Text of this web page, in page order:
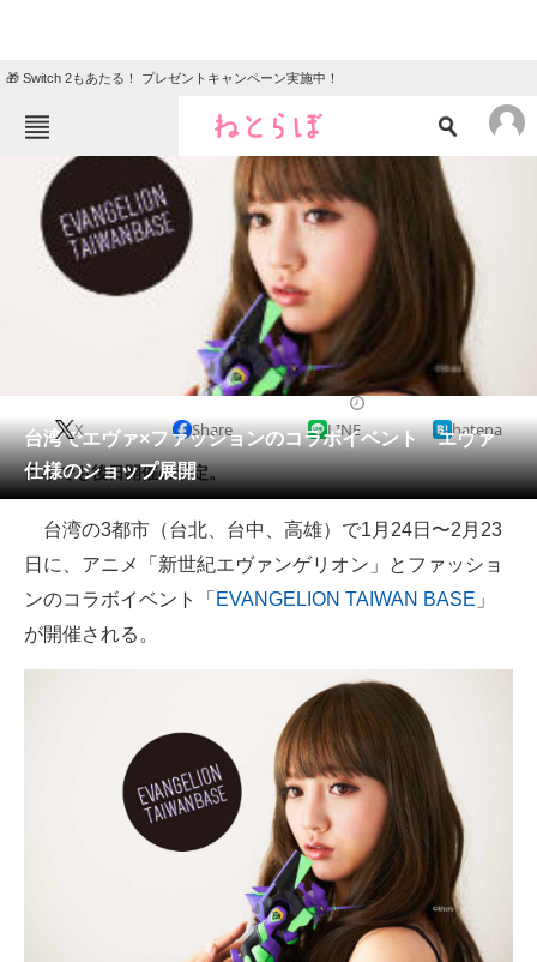
🎁 Switch 2もあたる！ プレゼントキャンペーン実施中！
ねとらぼメニュー
ニュース
エンタメ クイズ
地域
教育・育児
リサーチ
会員記事
メディア
注目記事を集めた総合ページ
ITの今と未来を見通す
スマホと通信の最新トレンド
好きが集まる 比べて選べる
ビジネスと働き方のヒント
AI活用のいまが分かる
経営リーダーのコミュニティ
台湾でエヴァ×ファッションのコラボイベント エヴァ
仕様のショップ展開
X Share LINE hatena
日本でも後日開催の予定。
台湾の3都市（台北、台中、高雄）で1月24日〜2月23
日に、アニメ「新世紀エヴァンゲリオン」とファッショ
ンのコラボイベント「 EVANGELION TAIWAN BASE 」
が開催される。